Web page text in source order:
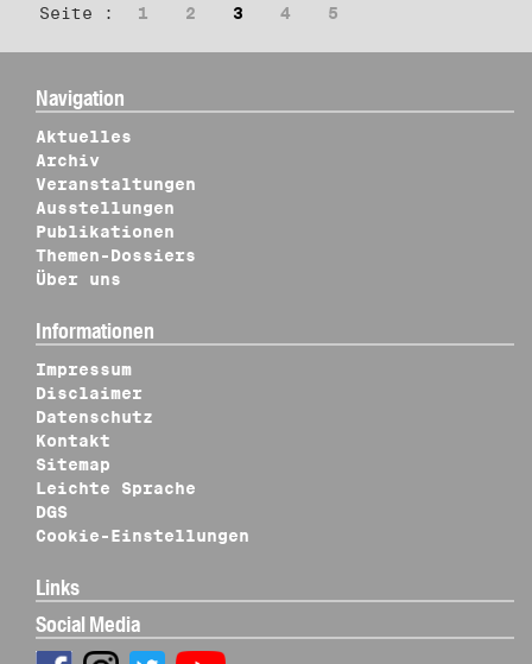
Seite : 1 2 3 4 5
Navigation
Aktuelles
Archiv
Veranstaltungen
Ausstellungen
Publikationen
Themen-Dossiers
Über uns
Informationen
Impressum
Disclaimer
Datenschutz
Kontakt
Sitemap
Leichte Sprache
DGS
Cookie-Einstellungen
Links
Social Media